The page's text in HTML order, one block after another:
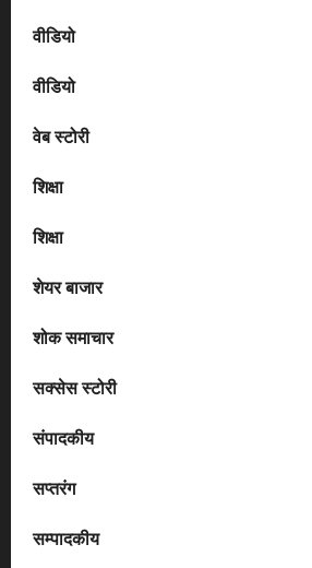
वीडियो
वीडियो
वेब स्टोरी
शिक्षा
शिक्षा
शेयर बाजार
शोक समाचार
सक्सेस स्टोरी
संपादकीय
सप्तरंग
सम्पादकीय